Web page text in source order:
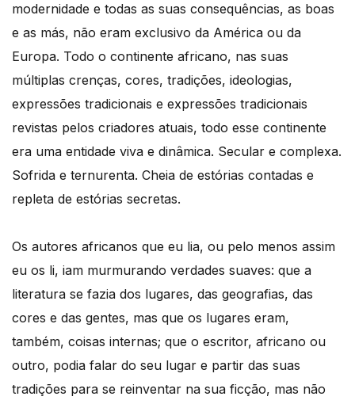
modernidade e todas as suas consequências, as boas
e as más, não eram exclusivo da América ou da
Europa. Todo o continente africano, nas suas
múltiplas crenças, cores, tradições, ideologias,
expressões tradicionais e expressões tradicionais
revistas pelos criadores atuais, todo esse continente
era uma entidade viva e dinâmica. Secular e complexa.
Sofrida e ternurenta. Cheia de estórias contadas e
repleta de estórias secretas.
Os autores africanos que eu lia, ou pelo menos assim
eu os li, iam murmurando verdades suaves: que a
literatura se fazia dos lugares, das geografias, das
cores e das gentes, mas que os lugares eram,
também, coisas internas; que o escritor, africano ou
outro, podia falar do seu lugar e partir das suas
tradições para se reinventar na sua ficção, mas não